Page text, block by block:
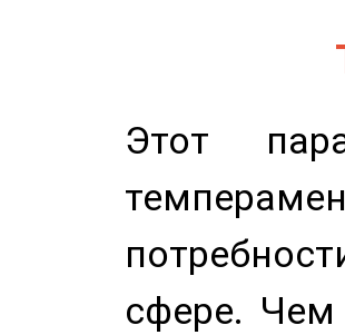
Этот
сфере. Чем